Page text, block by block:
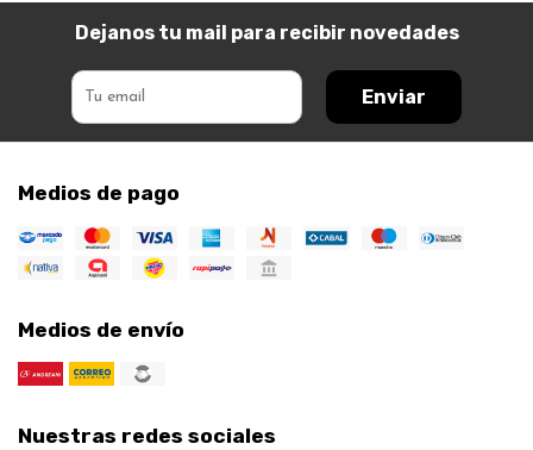
Dejanos tu mail para recibir novedades
Enviar
Medios de pago
Medios de envío
Nuestras redes sociales